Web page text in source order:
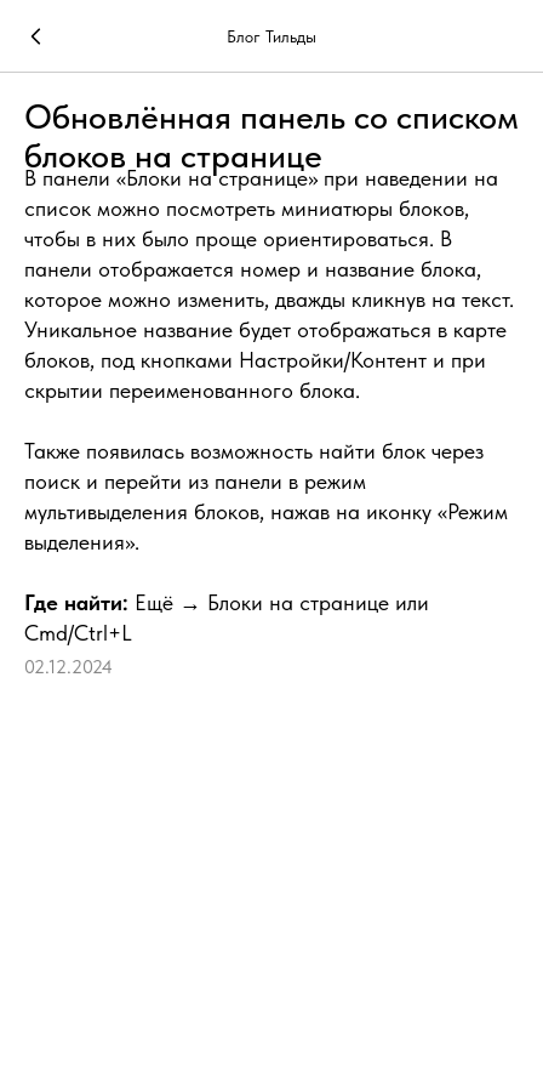
Блог Тильды
Обновлённая панель со списком
блоков на странице
В панели «Блоки на странице» при наведении на
список можно посмотреть миниатюры блоков,
чтобы в них было проще ориентироваться. В
панели отображается номер и название блока,
которое можно изменить, дважды кликнув на текст.
Уникальное название будет отображаться в карте
блоков, под кнопками Настройки/Контент и при
скрытии переименованного блока.
Также появилась возможность найти блок через
поиск и перейти из панели в режим
мультивыделения блоков, нажав на иконку «Режим
выделения».
Где найти: Ещё → Блоки на странице или
Cmd/Ctrl+L
02.12.2024